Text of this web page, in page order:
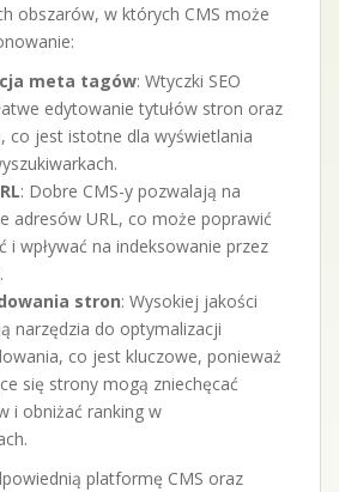
obszarów, w których CMS może
meta tagów: Wtyczki SEO
edytowanie tytułów stron oraz
co jest istotne dla wyświetlania
: Dobre CMS-y pozwalają na
adresów URL, co może poprawić
i wpływać na indeksowanie przez
stron: Wysokiej jakości
narzędzia do optymalizacji
co jest kluczowe, ponieważ
się strony mogą zniechęcać
i obniżać ranking w
platformę CMS oraz